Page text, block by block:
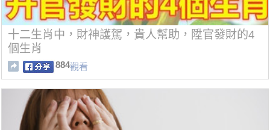
十二生肖中，財神護駕，貴人幫助，陞官發財的4
個生肖
884觀看